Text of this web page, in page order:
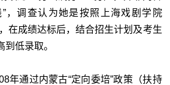
”，调查认为她是按照上海戏剧学院
在成绩达标后，结合招生计划及考生
低录取。
年通过内蒙古“定向委培”政策（扶持